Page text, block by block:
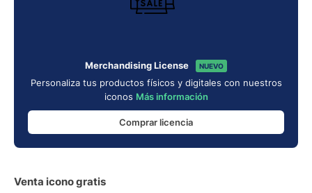
Merchandising License NUEVO
Personaliza tus productos físicos y digitales con nuestros
iconos Más información
Comprar licencia
Venta icono gratis